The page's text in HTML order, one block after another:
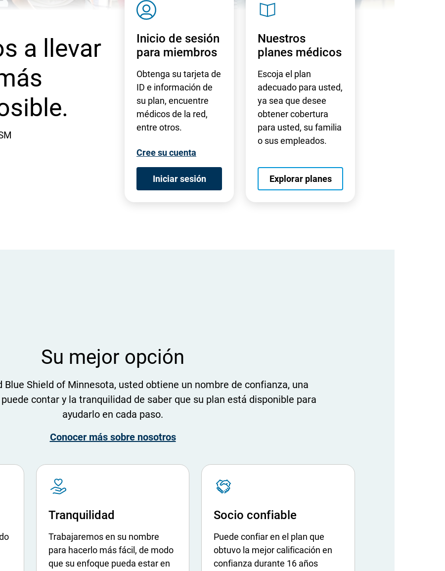
a llevar
S
V
GInicio de sesión
para miembros
Obtenga su tarjeta de
ID e información de
su plan, encuentre
médicos de la red,
entre otros.
Cree su cuenta
Iniciar sesión - Opens in a new window
S
G
Nuestros
planes médicos
Escoja el plan
adecuado para usted,
ya sea que desee
obtener cobertura
para usted, su familia
o sus empleados.
Explorar planes
Su mejor opción
Blue Shield of Minnesota, usted obtiene un nombre de confianza, una
contar y la tranquilidad de saber que su plan está disponible para
ayudarlo en cada paso.
Conocer más sobre nosotros
V
G
Tranquilidad
Trabajaremos en su nombre
para hacerlo más fácil, de modo
que su enfoque pueda estar en
S
G
Socio confiable
Puede confiar en el plan que
obtuvo la mejor calificación en
confianza durante 16 años